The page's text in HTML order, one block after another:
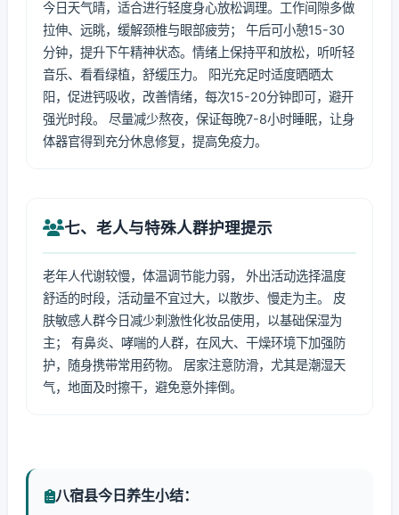
今日天气晴，适合进行轻度身心放松调理。工作间隙多做
拉伸、远眺，缓解颈椎与眼部疲劳； 午后可小憩15-30
分钟，提升下午精神状态。情绪上保持平和放松，听听轻
音乐、看看绿植，舒缓压力。 阳光充足时适度晒晒太
阳，促进钙吸收，改善情绪，每次15-20分钟即可，避开
强光时段。 尽量减少熬夜，保证每晚7-8小时睡眠，让身
体器官得到充分休息修复，提高免疫力。
七、老人与特殊人群护理提示
老年人代谢较慢，体温调节能力弱， 外出活动选择温度
舒适的时段，活动量不宜过大，以散步、慢走为主。 皮
肤敏感人群今日减少刺激性化妆品使用，以基础保湿为
主； 有鼻炎、哮喘的人群，在风大、干燥环境下加强防
护，随身携带常用药物。 居家注意防滑，尤其是潮湿天
气，地面及时擦干，避免意外摔倒。
八宿县今日养生小结：